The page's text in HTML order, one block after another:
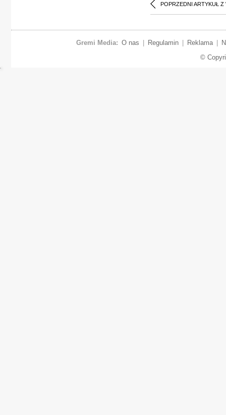
POPRZEDNI ARTYKUŁ Z
Gremi Media: O nas Regulamin Reklama
©